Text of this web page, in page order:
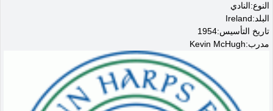
النوع:النادي
البلد:Ireland
تاريخ التأسيس:1954
مدرب:Kevin McHugh